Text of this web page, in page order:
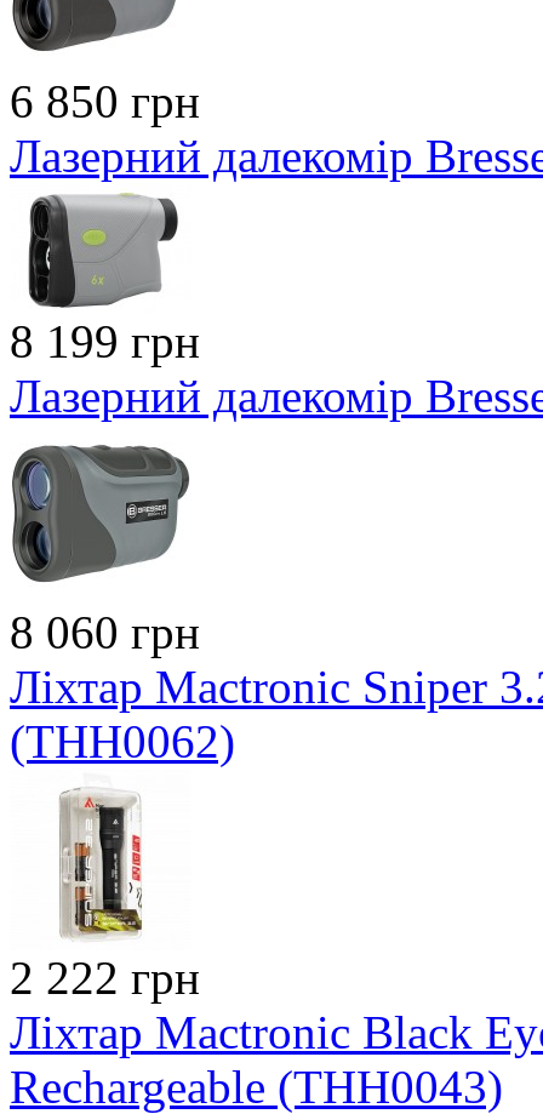
6 850 грн
Лазерний далекомір
8 199 грн
Лазерний далекомір
8 060 грн
Ліхтар Mactronic Sniper
(THH0062)
2 222 грн
Ліхтар Mactronic Black
Rechargeable (THH0043)